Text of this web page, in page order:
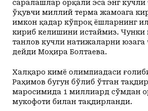
саралашлар орқали эса энг кучли
ўқувчи миллий терма жамоага
имкон қадар кўпроқ ёшларнинг
кириб келишини истаймиз. Чунки
танлов кучли натижаларни юзага
дейди Моҳира Болтаева.
Халқаро кимё олимпиадаси
Раҳимов бугун бўлиб ўтган
маросимида 1 миллиард сўмдан
мукофоти билан тақдирланди.